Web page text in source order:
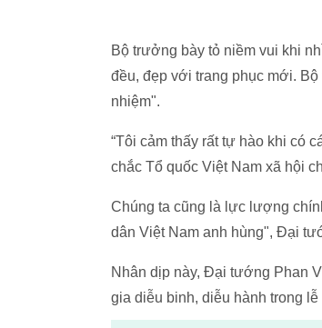
Bộ trưởng bày tỏ niềm vui khi
đều, đẹp với trang phục mới.
nhiệm".
“Tôi cảm thấy rất tự hào khi có
chắc Tổ quốc Việt Nam xã hội
Chúng ta cũng là lực lượng
dân Việt Nam anh hùng", Đại
Nhân dịp này, Đại tướng Phan
gia diễu binh, diễu hành trong